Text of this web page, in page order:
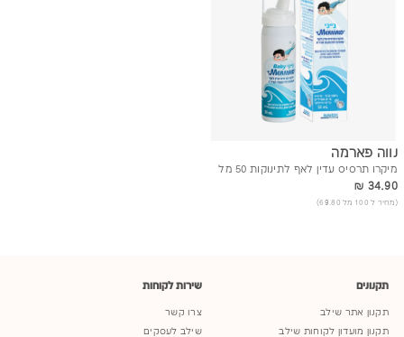
נווה פארמה
מיקרו תרסיס עדין לאף לתינוקות 50 מל
34.90 ₪
34.90 ₪
(מחיר ל 100 מל 69.80)
תקנונים
תקנון אתר שילב
תקנון מועדון לקוחות שילב
שירות לקוחות
צרו קשר
שילב לעסקים